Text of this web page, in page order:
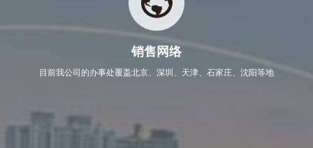
销售网络
目前我公司的办事处覆盖北京、深圳、天津、石家庄、沈阳等地